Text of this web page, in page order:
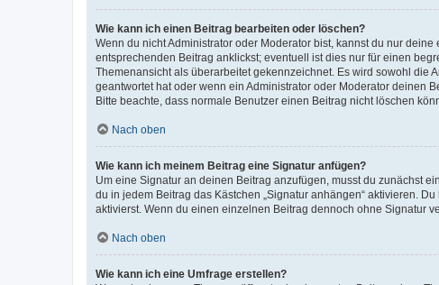
Wie kann ich einen Beitrag bearbeiten oder löschen?
Wenn du nicht Administrator oder Moderator bist, kannst du nur
entsprechenden Beitrag anklickst; eventuell ist dies nur für einen
Themenansicht als überarbeitet gekennzeichnet. Es wird sowohl die
geantwortet hat oder wenn ein Administrator oder Moderator deinen
Bitte beachte, dass normale Benutzer einen Beitrag nicht löschen
Nach oben
Wie kann ich meinem Beitrag eine Signatur anfügen?
Um eine Signatur an deinen Beitrag anzufügen, musst du zunächst
du in jedem Beitrag das Kästchen „Signatur anhängen“ aktivieren.
aktivierst. Wenn du einen einzelnen Beitrag dennoch ohne Signatur
Nach oben
Wie kann ich eine Umfrage erstellen?